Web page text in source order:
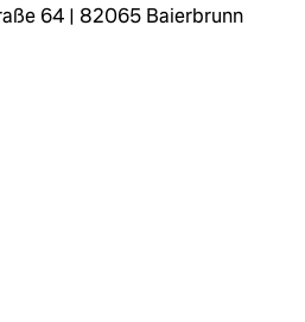
64 | 82065 Baierbrunn